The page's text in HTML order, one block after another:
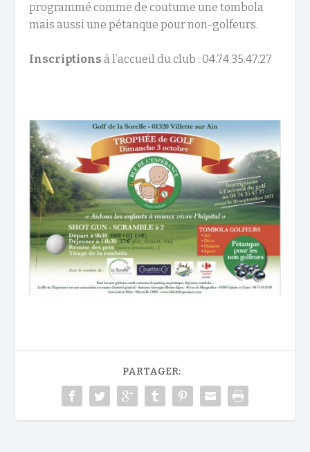
programmé comme de coutume une tombola
mais aussi une pétanque pour non-golfeurs.
Inscriptions à l’accueil du club : 04.74.35.47.27
PARTAGER: